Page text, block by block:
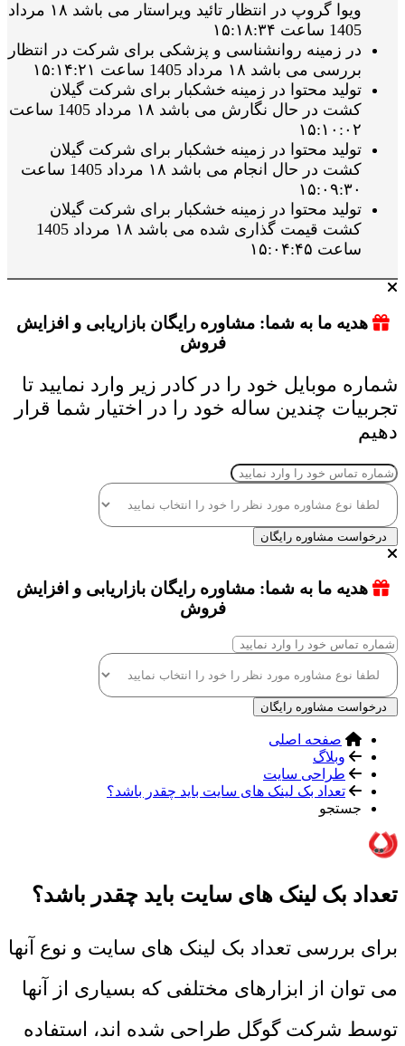
ویوا گروپ در انتظار تائید ویراستار می باشد ۱۸ مرداد
1405 ساعت ۱۵:۱۸:۳۴
در زمینه روانشناسی و پزشکی برای شرکت در انتظار
بررسی می باشد ۱۸ مرداد 1405 ساعت ۱۵:۱۴:۲۱
تولید محتوا در زمینه خشکبار برای شرکت گیلان
کشت در حال نگارش می باشد ۱۸ مرداد 1405 ساعت
۱۵:۱۰:۰۲
تولید محتوا در زمینه خشکبار برای شرکت گیلان
کشت در حال انجام می باشد ۱۸ مرداد 1405 ساعت
۱۵:۰۹:۳۰
تولید محتوا در زمینه خشکبار برای شرکت گیلان
کشت قیمت گذاری شده می باشد ۱۸ مرداد 1405
ساعت ۱۵:۰۴:۴۵
هدیه ما به شما: مشاوره رایگان بازاریابی و افزایش
فروش
شماره موبایل خود را در کادر زیر وارد نمایید تا
تجربیات چندین ساله خود را در اختیار شما قرار
دهیم
درخواست مشاوره رایگان
هدیه ما به شما: مشاوره رایگان بازاریابی و افزایش
فروش
درخواست مشاوره رایگان
صفحه اصلی
وبلاگ
طراحی سایت
تعداد بک لینک های سایت باید چقدر باشد؟
جستجو
تعداد بک لینک های سایت باید چقدر باشد؟
برای بررسی تعداد بک لینک های سایت و نوع آنها
می توان از ابزارهای مختلفی که بسیاری از آنها
توسط شرکت گوگل طراحی شده اند، استفاده